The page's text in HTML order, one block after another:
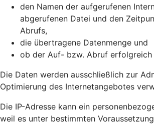
den Namen der aufgerufenen
abgerufenen Datei und den
Abrufs,
die übertragene Datenmenge und
ob der Auf- bzw. Abruf erfolgreich
Die Daten werden ausschließlich zur
Optimierung des Internetangebotes
Die IP-Adresse kann ein
weil es unter bestimmten